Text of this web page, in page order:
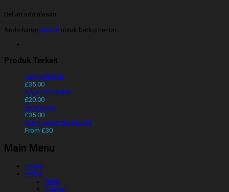
Belum ada ulasan.
Anda harus masuk untuk berkomentar.
Produk Terkait
Happy Ninja2
£35.00
Ninja Silhouette
£20.00
Woo Logo
£35.00
Team University Hoody
From £30
Main Menu
Home
Profile
Profil
Sejarah